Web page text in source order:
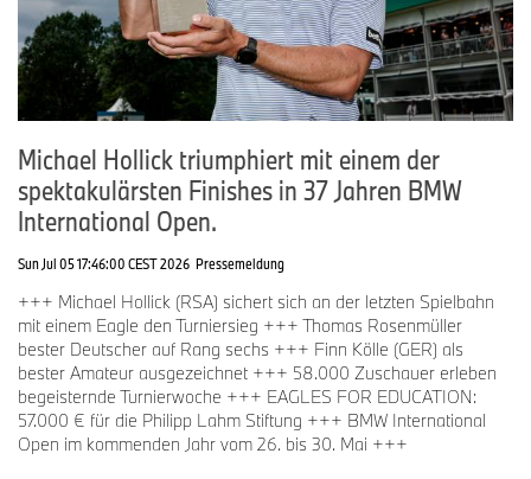
Michael Hollick triumphiert mit einem der
spektakulärsten Finishes in 37 Jahren BMW
International Open.
Sun Jul 05 17:46:00 CEST 2026 Pressemeldung
+++ Michael Hollick (RSA) sichert sich an der letzten Spielbahn
mit einem Eagle den Turniersieg +++ Thomas Rosenmüller
bester Deutscher auf Rang sechs +++ Finn Kölle (GER) als
bester Amateur ausgezeichnet +++ 58.000 Zuschauer erleben
begeisternde Turnierwoche +++ EAGLES FOR EDUCATION:
57.000 € für die Philipp Lahm Stiftung +++ BMW International
Open im kommenden Jahr vom 26. bis 30. Mai +++